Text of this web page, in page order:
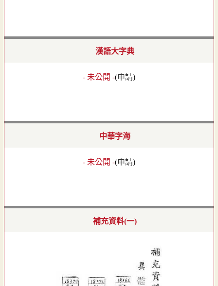
漢語大字典
- 未公開 -(申請)
中華字海
- 未公開 -(申請)
補充資料(一)